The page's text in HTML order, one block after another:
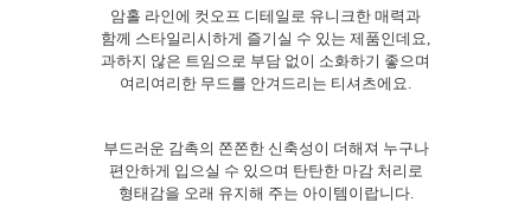
암홀 라인에 컷오프 디테일로 유니크한 매력과
함께 스타일리시하게 즐기실 수 있는 제품인데요,
과하지 않은 트임으로 부담 없이 소화하기 좋으며
여리여리한 무드를 안겨드리는 티셔츠에요.
부드러운 감촉의 쫀쫀한 신축성이 더해져 누구나
편안하게 입으실 수 있으며 탄탄한 마감 처리로
형태감을 오래 유지해 주는 아이템이랍니다.